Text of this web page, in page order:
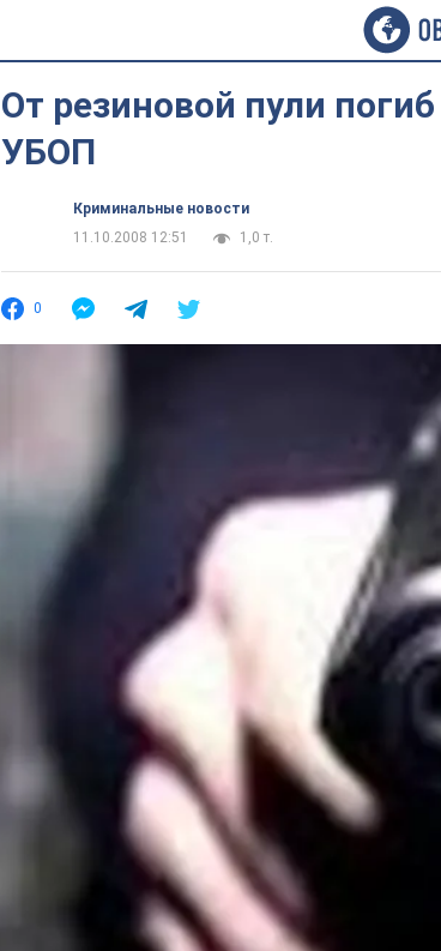
От резиновой пули
УБОП
Криминальные новости
11.10.2008 12:51
1,0 т.
0